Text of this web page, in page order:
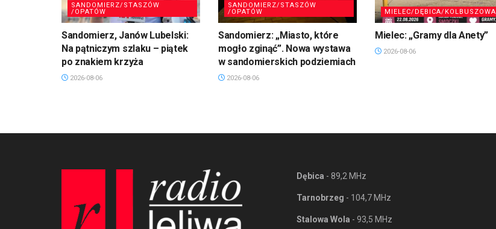
SANDOMIERZ/STASZÓW
/OPATÓW
Sandomierz, Janów Lubelski:
Na pątniczym szlaku – piątek
po znakiem krzyża
2026-08-06
SANDOMIERZ/STASZÓW
/OPATÓW
Sandomierz: „Miasto, które
mogło zginąć”. Nowa wystawa
w sandomierskich podziemiach
2026-08-06
MIELEC/DĘBICA/KOLBUSZOWA
Mielec: „Gramy dla Anety”
2026-08-06
Dębica - 89,2 MHz
Tarnobrzeg - 104,7 MHz
Stalowa Wola - 93,5 MHz